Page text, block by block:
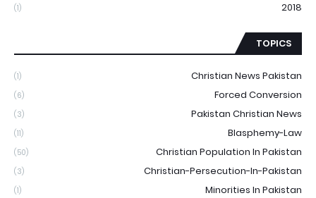
2018
(1)
TOPICS
Christian News Pakistan
(1)
Forced Conversion
(6)
Pakistan Christian News
(3)
Blasphemy-Law
(11)
Christian Population In Pakistan
(50)
Christian-Persecution-In-Pakistan
(3)
Minorities In Pakistan
(1)